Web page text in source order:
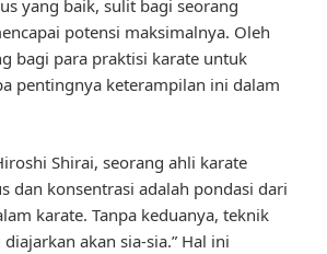
yang baik, sulit bagi seorang
potensi maksimalnya. Oleh
bagi para praktisi karate untuk
pentingnya keterampilan ini dalam
Shirai, seorang ahli karate
dan konsentrasi adalah pondasi dari
karate. Tanpa keduanya, teknik
akan sia-sia.” Hal ini